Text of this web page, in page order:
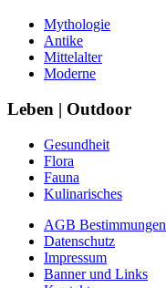
Mythologie
Antike
Mittelalter
Moderne
Leben | Outdoor
Gesundheit
Flora
Fauna
Kulinarisches
AGB Bestimmungen
Datenschutz
Impressum
Banner und Links